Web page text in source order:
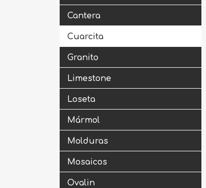
Cantera
Cuarcita
Granito
Limestone
Loseta
Mármol
Molduras
Mosaicos
Ovalin